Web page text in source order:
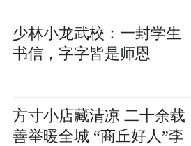
少林小龙武校：一封学生
书信，字字皆是师恩
方寸小店藏清凉 二十余载
善举暖全城 “商丘好人”李